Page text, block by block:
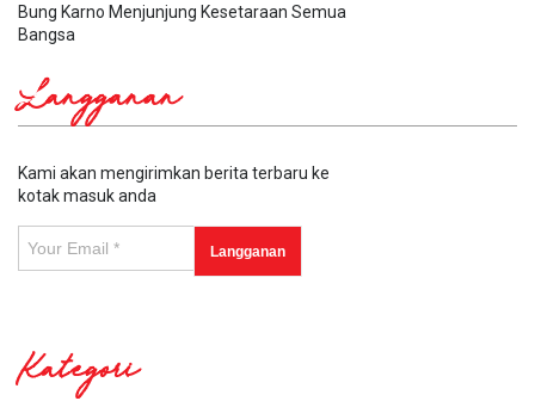
Bung Karno Menjunjung Kesetaraan Semua
Bangsa
Langganan
Kami akan mengirimkan berita terbaru ke
kotak masuk anda
Kategori